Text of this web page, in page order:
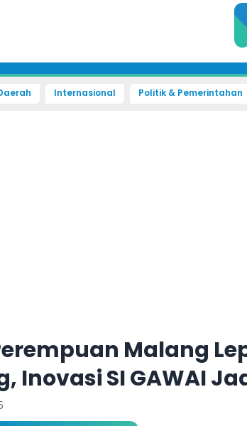
Internasional Politik & Pemerintahan
Malang
Inovasi SI GAWAI